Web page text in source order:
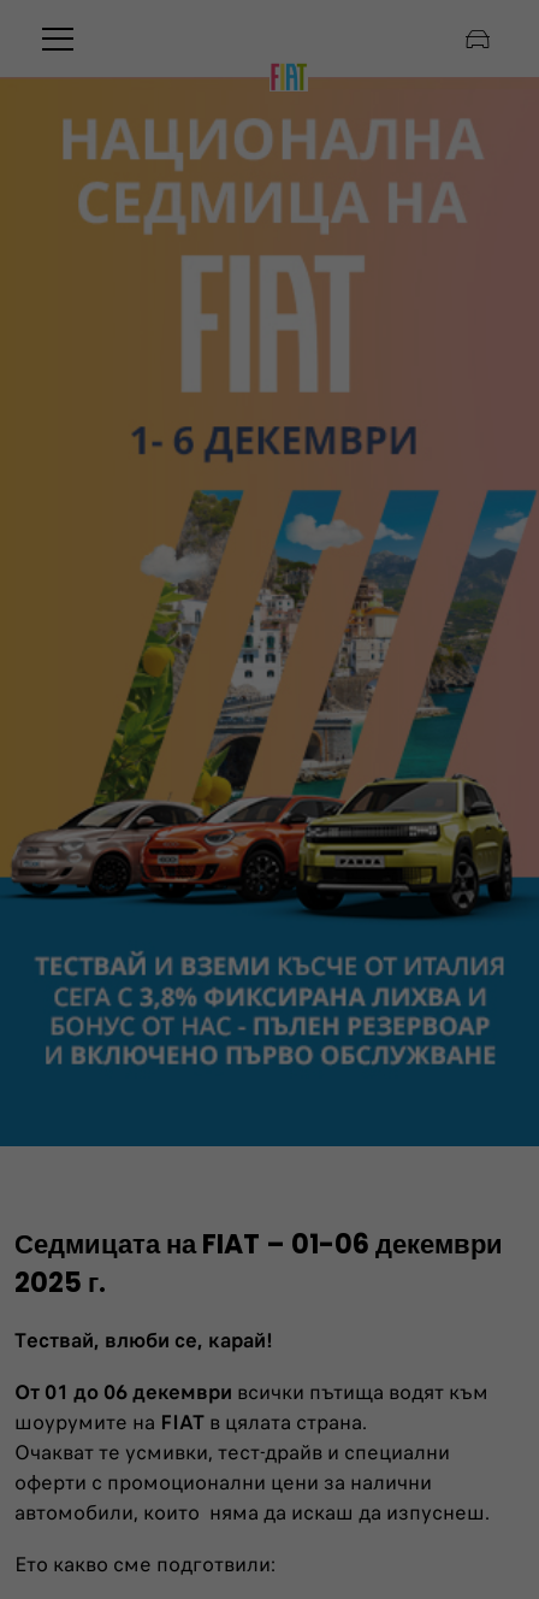
Седмицата на FIAT – 01-06 декември
2025 г.
Тествай, влюби се, карай!
От 01 до 06 декември всички пътища водят към
шоурумите на FIAT в цялата страна.
Очакват те усмивки, тест-драйв и специални
оферти с промоционални цени за налични
автомобили, които няма да искаш да изпуснеш.
Ето какво сме подготвили: